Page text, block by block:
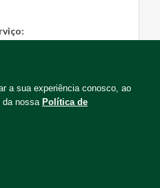
a sua experiência conosco, ao
da nossa Política de